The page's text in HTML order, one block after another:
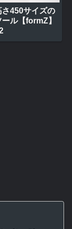
さ450サイズの
ル【formZ】